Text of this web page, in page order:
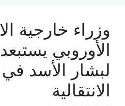
وزراء خارجية
الأوروبي
لبشار الأسد
الانتقالية